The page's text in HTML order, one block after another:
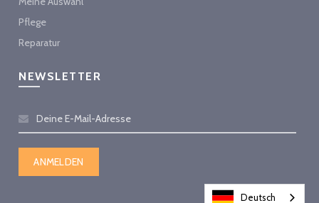
Pflege
Reparatur
NEWSLETTER
Deutsch